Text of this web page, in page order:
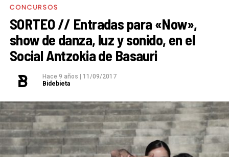
CONCURSOS
SORTEO // Entradas para «Now»,
show de danza, luz y sonido, en el
Social Antzokia de Basauri
Hace 9 años
11/09/2017
Bidebieta